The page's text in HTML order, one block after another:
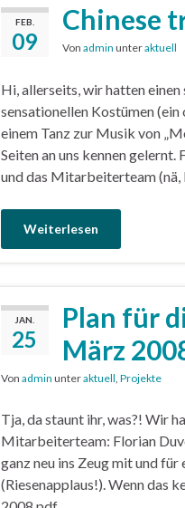
FEB.
09
Chinese
Von admin unteraktuell
Hi, allerseits, wir hatten
sensationellen Kostümen
einem Tanz zur Musik von
Seiten an uns kennen
und das Mitarbeiterteam (nä,
Weiterlesen
JAN.
25
Plan für
März
Von admin unteraktuell, Projekte
Tja, da staunt ihr, was?! Wir
Mitarbeiterteam: Florian
ganz neu ins Zeug mit und
(Riesenapplaus!). Wenn das